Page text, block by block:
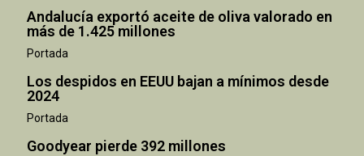
Andalucía exportó aceite de oliva valorado en
más de 1.425 millones
Portada
Los despidos en EEUU bajan a mínimos desde
2024
Portada
Goodyear pierde 392 millones